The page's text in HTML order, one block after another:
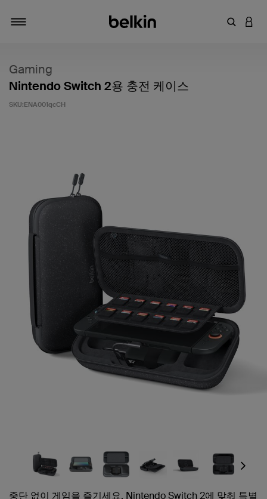
키워드
Gaming
Nintendo Switch 2용 충전 케이스
SKU:ENA001qcCH
Next
중단 없이 게임을 즐기세요. Nintendo Switch 2에 맞춰 특별